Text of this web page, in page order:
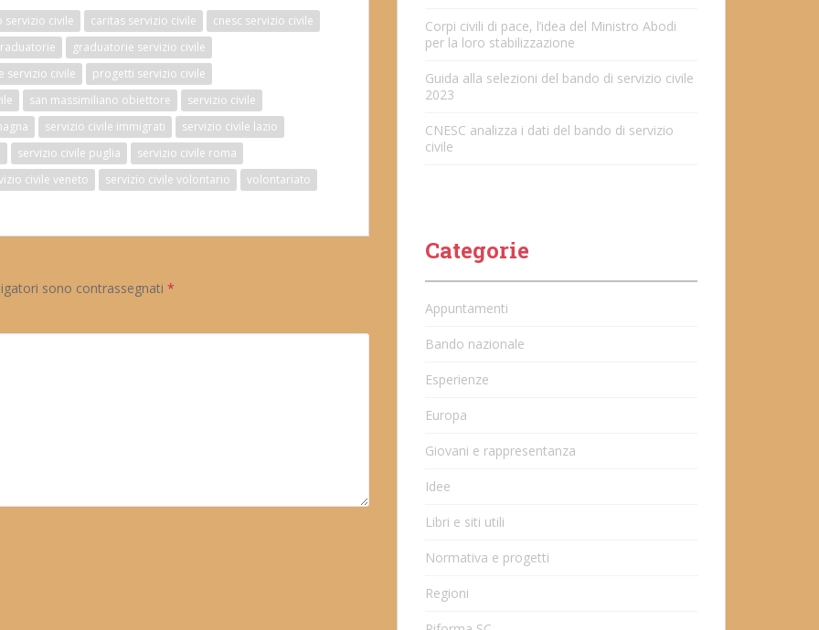
servizio civile caritas servizio civile
cnesc servizio civile
graduatorie servizio civile
servizio civile
progetti servizio civile
san massimiliano obiettore
servizio civile
servizio civile immigrati
servizio civile lazio
servizio civile puglia
servizio civile roma
civile veneto servizio civile volontario volontariato
sono contrassegnati *
Corpi civili di pace, l’idea del Ministro Abodi
per la loro stabilizzazione
Guida alla selezioni del bando di servizio civile
2023
CNESC analizza i dati del bando di servizio
civile
Categorie
Appuntamenti
Bando nazionale
Esperienze
Europa
Giovani e rappresentanza
Idee
Libri e siti utili
Normativa e progetti
Regioni